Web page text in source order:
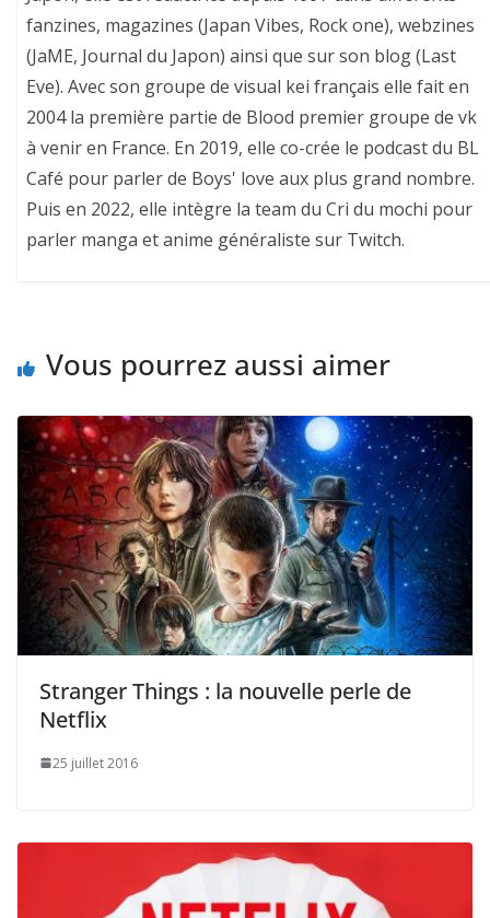
fanzines, magazines (Japan Vibes, Rock one), webzines
(JaME, Journal du Japon) ainsi que sur son blog (Last
Eve). Avec son groupe de visual kei français elle fait en
2004 la première partie de Blood premier groupe de vk
à venir en France. En 2019, elle co-crée le podcast du BL
Café pour parler de Boys' love aux plus grand nombre.
Puis en 2022, elle intègre la team du Cri du mochi pour
parler manga et anime généraliste sur Twitch.
Vous pourrez aussi aimer
Stranger Things : la nouvelle perle de
Netflix
25 juillet 2016